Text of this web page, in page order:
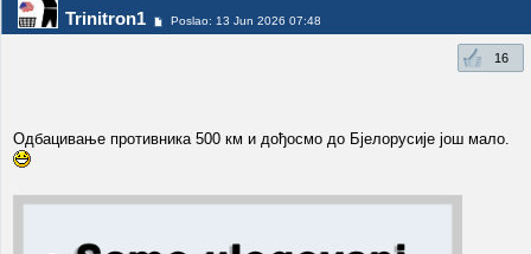
Trinitron1 Poslao: 13 Jun 2026 07:48
16
Одбацивање противника 500 км и дођосмо до Бјелорусије још мало.